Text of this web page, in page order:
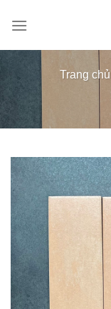
qua
Trang chủ